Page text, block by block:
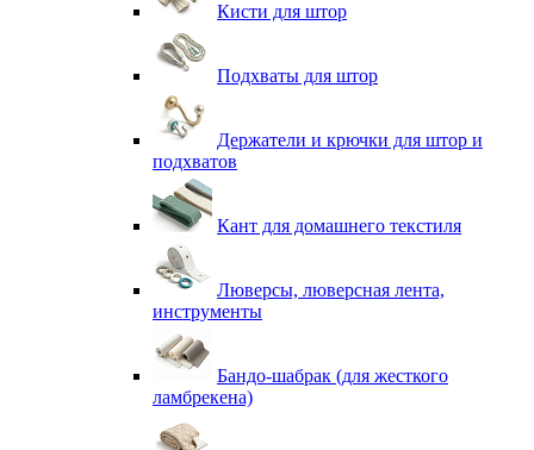
Кисти для штор
Подхваты для штор
Держатели и крючки для штор и
подхватов
Кант для домашнего текстиля
Люверсы, люверсная лента,
инструменты
Бандо-шабрак (для жесткого
ламбрекена)